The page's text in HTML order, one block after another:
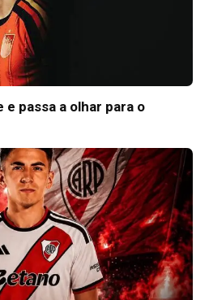
passa a olhar para o